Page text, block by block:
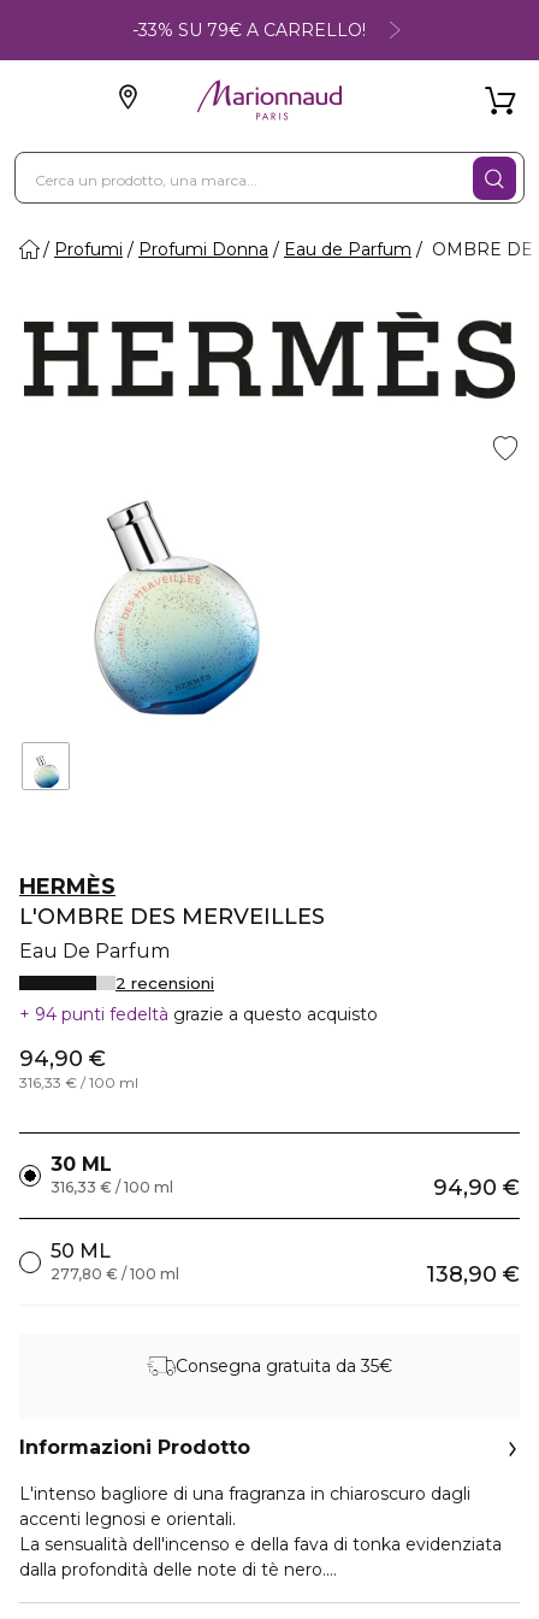
-33% SU 79€ A CARRELLO!
Profumi Profumi Donna Eau de Parfum OMBRE
HERMÈS
L'OMBRE DES MERVEILLES
Eau De Parfum
2 recensioni
94 punti fedeltà grazie a questo acquisto
94,90 €
316,33 € / 100 ml
30 ML
94,90 €
316,33 € / 100 ml
50 ML
138,90 €
277,80 € / 100 ml
Consegna gratuita da 35€
Informazioni Prodotto
L'intenso bagliore di una fragranza in chiaroscuro dagli
accenti legnosi e orientali.
La sensualità dell'incenso e della fava di tonka evidenziata
dalla profondità delle note di tè nero.